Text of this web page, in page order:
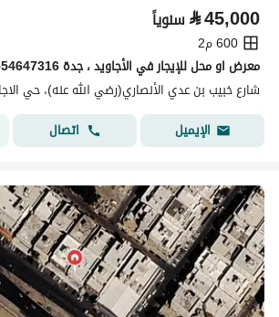
⃁45,000 سنوياً
600 م2
معرض او محل للإيجار في الأجاويد ، جدة 0554647316
شارع خبيب بن عدي الأنصاري(رضي الله عنه)، حي
الإيميل
اتصال